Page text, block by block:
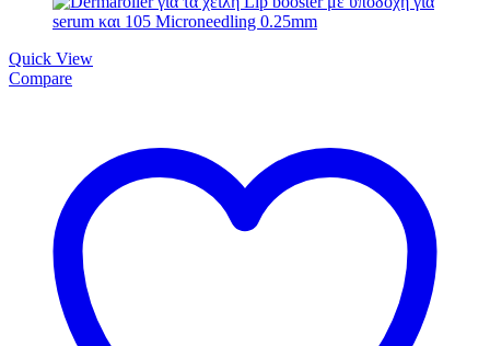
Quick View
Compare